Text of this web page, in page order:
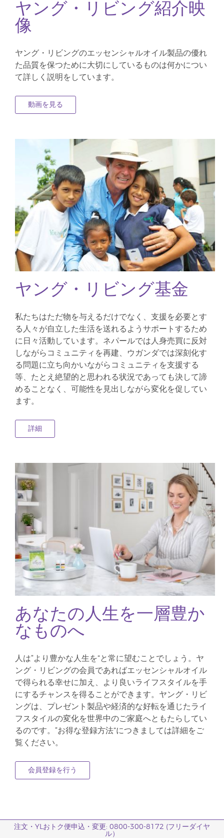
ヤング・リビング紹介映
像
ヤング・リビングのエッセンシャルオイル製品の優れ
た品質を保つために大切にしているものは何かについ
て詳しく説明をしています。
動画を見る
ヤング・リビング基金
私たちはただ物を与えるだけでなく、支援を必要とす
る人々が自立した生活を送れるようサポートするため
に日々活動しています。ネパールでは人身売買に反対
しながらコミュニティを再建、ウガンダでは深刻化す
る問題に立ち向かいながらコミュニティを支援する
等、たとえ絶望的と思われる状況であっても決して諦
めることなく、可能性を見出しながら変化を促してい
ます。
詳細
あなたの人生を一層豊か
なものへ
人は“より豊かな人生を”と常に望むことでしょう。ヤ
ング・リビングの会員であればエッセンシャルオイル
で得られる幸せに加え、より良いライフスタイルを手
にするチャンスを得ることができます。ヤング・リビ
ングは、プレゼント製品や経済的な好転を通じたライ
フスタイルの変化を世界中のご家庭へともたらしてい
るのです。“お得な登録方法”につきましては詳細をご
覧ください。
会員登録を行う
注文・YLおトク便申込・変更: 0800-300-8172 (フリーダイヤ
ル）